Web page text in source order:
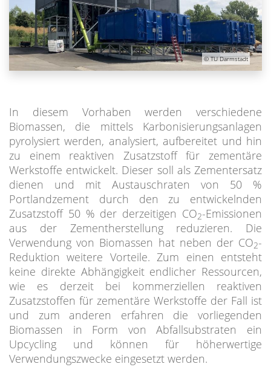
© TU Darmstadt
In diesem Vorhaben werden verschiedene
Biomassen, die mittels Karbonisierungsanlagen
pyrolysiert werden, analysiert, aufbereitet und hin
zu einem reaktiven Zusatzstoff für zementäre
Werkstoffe entwickelt. Dieser soll als Zementersatz
dienen und mit Austauschraten von 50 %
Portlandzement durch den zu entwickelnden
Zusatzstoff 50 % der derzeitigen CO2-Emissionen
aus der Zementherstellung reduzieren. Die
Verwendung von Biomassen hat neben der CO2-
Reduktion weitere Vorteile. Zum einen entsteht
keine direkte Abhängigkeit endlicher Ressourcen,
wie es derzeit bei kommerziellen reaktiven
Zusatzstoffen für zementäre Werkstoffe der Fall ist
und zum anderen erfahren die vorliegenden
Biomassen in Form von Abfallsubstraten ein
Upcycling und können für höherwertige
Verwendungszwecke eingesetzt werden.